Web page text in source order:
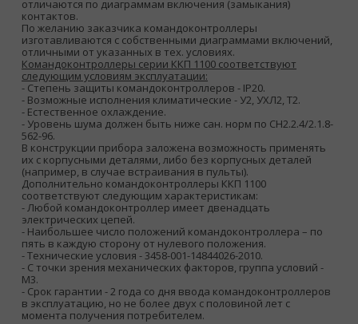
отличаются по диаграммам включения (замыкания)
контактов.
По желанию заказчика командоконтроллеры
изготавливаются с собственными диаграммами включений,
отличными от указанных в тех. условиях.
Командоконтроллеры серии ККП 1100 соответствуют
следующим условиям эксплуатации:
- Степень защиты командоконтроллеров - IP20.
- Возможные исполнения климатические - У2, УХЛ2, Т2.
- Естественное охлаждение.
- Уровень шума должен быть ниже сан. норм по СН2.2.4/2.1.8-
562-96.
В конструкции прибора заложена возможность применять
их с корпусными деталями, либо без корпусных деталей
(например, в случае встраивания в пульты).
Дополнительно командоконтроллеры ККП 1100
соответствуют следующим характеристикам:
- Любой командоконтроллер имеет двенадцать
электрических цепей.
- Наибольшее число положений командоконтроллера – по
пять в каждую сторону от нулевого положения.
- Технические условия - 3458-001-14844026-2010.
- С точки зрения механических факторов, группа условий -
М3.
- Срок гарантии - 2 года со дня ввода командоконтроллеров
в эксплуатацию, но не более двух с половиной лет с
момента получения потребителем.